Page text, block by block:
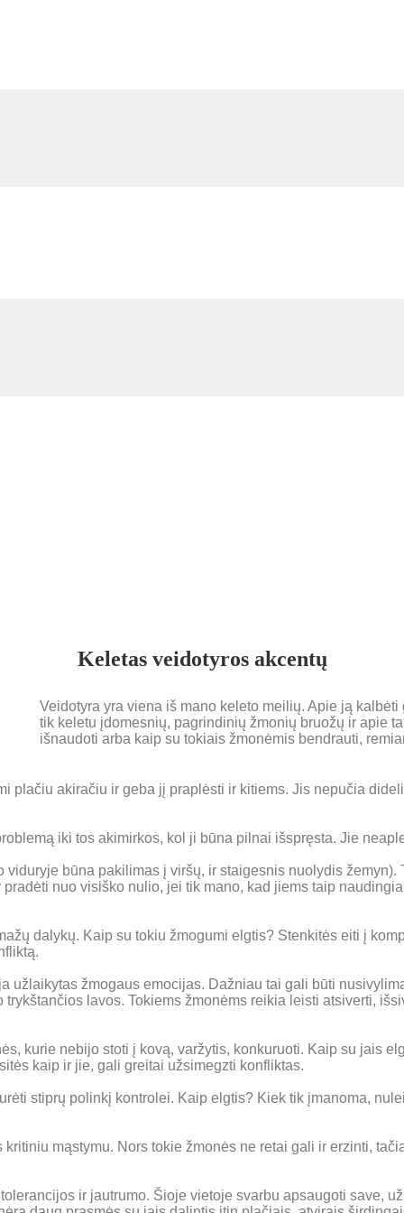
Keletas veidotyros akcentų
Veidotyra yra viena iš mano keleto meilių. Apie ją
tik keletu įdomesnių, pagrindinių žmonių bruožų ir apie
išnaudoti arba kaip su tokiais žmonėmis bendrauti,
plačiu akiračiu ir geba jį praplėsti ir kitiems. Jis nepučia
iki tos akimirkos, kol ji būna pilnai išspręsta. Jie
būna pakilimas į viršų, ir staigesnis nuolydis
nuo visiško nulio, jei tik mano, kad jiems taip
dalykų. Kaip su tokiu žmogumi elgtis? Stenkitės eiti į
užlaikytas žmogaus emocijas. Dažniau tai gali būti
lavos. Tokiems žmonėms reikia leisti atsiverti,
kurie nebijo stoti į kovą, varžytis, konkuruoti. Kaip su jais
kaip ir jie, gali greitai užsimegzti konfliktas.
stiprų polinkį kontrolei. Kaip elgtis? Kiek tik įmanoma,
kritiniu mąstymu. Nors tokie žmonės ne retai gali ir erzinti,
ir jautrumo. Šioje vietoje svarbu apsaugoti save,